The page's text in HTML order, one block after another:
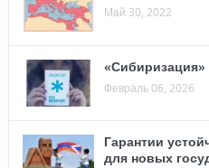
Май 30, 2022
«Сибиризация»
Февраль 06, 2026
Гарантии
для новых